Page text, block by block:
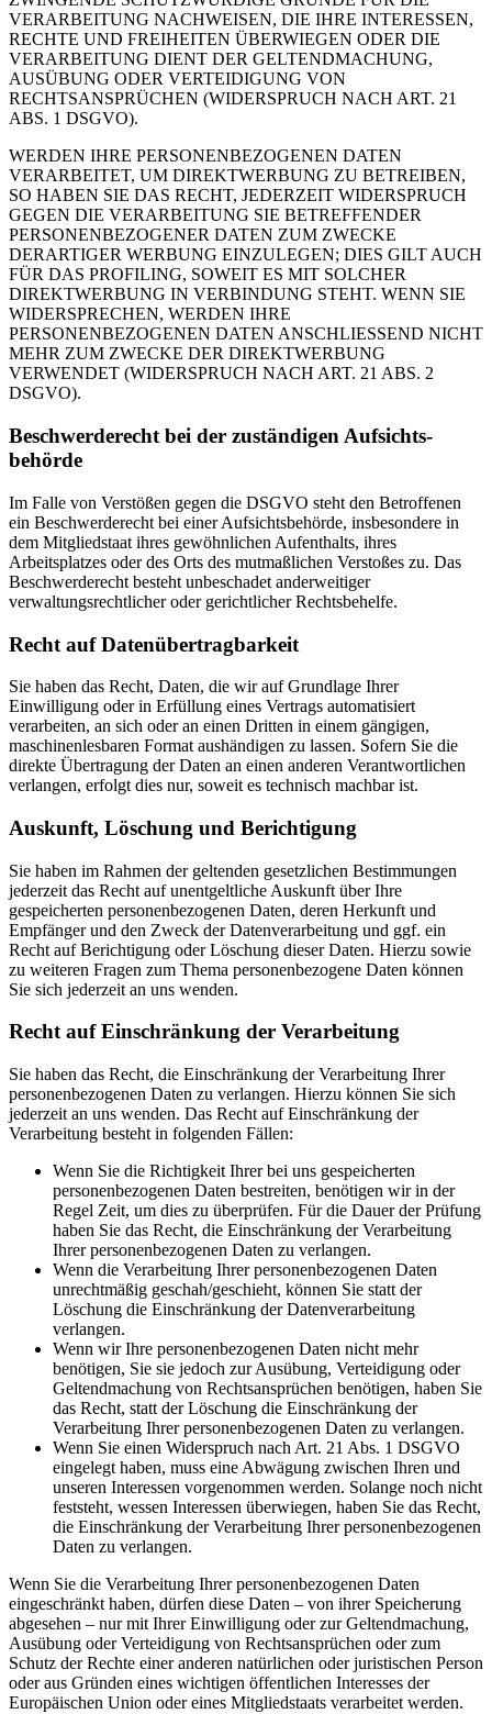
VERARBEITUNG NACHWEISEN, DIE IHRE INTERESSEN,
RECHTE UND FREIHEITEN ÜBERWIEGEN ODER DIE
VERARBEITUNG DIENT DER GELTENDMACHUNG,
AUSÜBUNG ODER VERTEIDIGUNG VON
RECHTSANSPRÜCHEN (WIDERSPRUCH NACH ART. 21
ABS. 1 DSGVO).
WERDEN IHRE PERSONENBEZOGENEN DATEN
VERARBEITET, UM DIREKTWERBUNG ZU BETREIBEN,
SO HABEN SIE DAS RECHT, JEDERZEIT WIDERSPRUCH
GEGEN DIE VERARBEITUNG SIE BETREFFENDER
PERSONENBEZOGENER DATEN ZUM ZWECKE
DERARTIGER WERBUNG EINZULEGEN; DIES GILT AUCH
FÜR DAS PROFILING, SOWEIT ES MIT SOLCHER
DIREKTWERBUNG IN VERBINDUNG STEHT. WENN SIE
WIDERSPRECHEN, WERDEN IHRE
PERSONENBEZOGENEN DATEN ANSCHLIESSEND NICHT
MEHR ZUM ZWECKE DER DIREKTWERBUNG
VERWENDET (WIDERSPRUCH NACH ART. 21 ABS. 2
DSGVO).
Beschwerde­recht bei der zuständigen Aufsichts­
behörde
Im Falle von Verstößen gegen die DSGVO steht den Betroffenen
ein Beschwerderecht bei einer Aufsichtsbehörde, insbesondere in
dem Mitgliedstaat ihres gewöhnlichen Aufenthalts, ihres
Arbeitsplatzes oder des Orts des mutmaßlichen Verstoßes zu. Das
Beschwerderecht besteht unbeschadet anderweitiger
verwaltungsrechtlicher oder gerichtlicher Rechtsbehelfe.
Recht auf Daten­übertrag­barkeit
Sie haben das Recht, Daten, die wir auf Grundlage Ihrer
Einwilligung oder in Erfüllung eines Vertrags automatisiert
verarbeiten, an sich oder an einen Dritten in einem gängigen,
maschinenlesbaren Format aushändigen zu lassen. Sofern Sie die
direkte Übertragung der Daten an einen anderen Verantwortlichen
verlangen, erfolgt dies nur, soweit es technisch machbar ist.
Auskunft, Löschung und Berichtigung
Sie haben im Rahmen der geltenden gesetzlichen Bestimmungen
jederzeit das Recht auf unentgeltliche Auskunft über Ihre
gespeicherten personenbezogenen Daten, deren Herkunft und
Empfänger und den Zweck der Datenverarbeitung und ggf. ein
Recht auf Berichtigung oder Löschung dieser Daten. Hierzu sowie
zu weiteren Fragen zum Thema personenbezogene Daten können
Sie sich jederzeit an uns wenden.
Recht auf Einschränkung der Verarbeitung
Sie haben das Recht, die Einschränkung der Verarbeitung Ihrer
personenbezogenen Daten zu verlangen. Hierzu können Sie sich
jederzeit an uns wenden. Das Recht auf Einschränkung der
Verarbeitung besteht in folgenden Fällen:
Wenn Sie die Richtigkeit Ihrer bei uns gespeicherten
personenbezogenen Daten bestreiten, benötigen wir in der
Regel Zeit, um dies zu überprüfen. Für die Dauer der Prüfung
haben Sie das Recht, die Einschränkung der Verarbeitung
Ihrer personenbezogenen Daten zu verlangen.
Wenn die Verarbeitung Ihrer personenbezogenen Daten
unrechtmäßig geschah/geschieht, können Sie statt der
Löschung die Einschränkung der Datenverarbeitung
verlangen.
Wenn wir Ihre personenbezogenen Daten nicht mehr
benötigen, Sie sie jedoch zur Ausübung, Verteidigung oder
Geltendmachung von Rechtsansprüchen benötigen, haben Sie
das Recht, statt der Löschung die Einschränkung der
Verarbeitung Ihrer personenbezogenen Daten zu verlangen.
Wenn Sie einen Widerspruch nach Art. 21 Abs. 1 DSGVO
eingelegt haben, muss eine Abwägung zwischen Ihren und
unseren Interessen vorgenommen werden. Solange noch nicht
feststeht, wessen Interessen überwiegen, haben Sie das Recht,
die Einschränkung der Verarbeitung Ihrer personenbezogenen
Daten zu verlangen.
Wenn Sie die Verarbeitung Ihrer personenbezogenen Daten
eingeschränkt haben, dürfen diese Daten – von ihrer Speicherung
abgesehen – nur mit Ihrer Einwilligung oder zur Geltendmachung,
Ausübung oder Verteidigung von Rechtsansprüchen oder zum
Schutz der Rechte einer anderen natürlichen oder juristischen Person
oder aus Gründen eines wichtigen öffentlichen Interesses der
Europäischen Union oder eines Mitgliedstaats verarbeitet werden.